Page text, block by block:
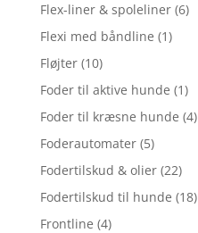
Flex-liner & spoleliner (6)
Flexi med båndline (1)
Fløjter (10)
Foder til aktive hunde (1)
Foder til kræsne hunde (4)
Foderautomater (5)
Fodertilskud & olier (22)
Fodertilskud til hunde (18)
Frontline (4)